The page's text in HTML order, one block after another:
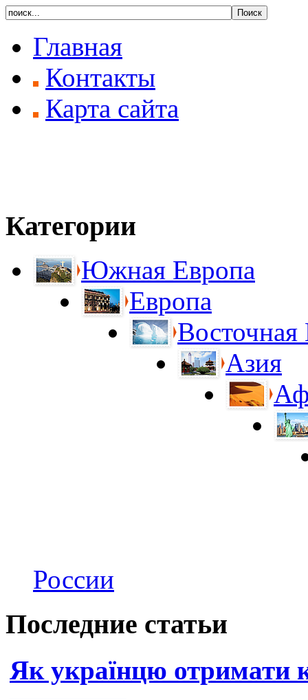
Главная
Контакты
Карта сайта
Категории
Южная Европа
Европа
Восточная
Азия
России
Последние статьи
Як українцю отримати